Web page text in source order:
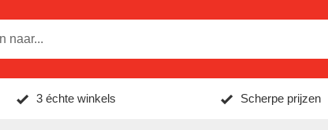
3 échte winkels Scherpe prijzen